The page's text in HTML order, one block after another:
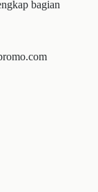
bagian